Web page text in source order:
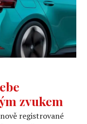
zvukem
registrované